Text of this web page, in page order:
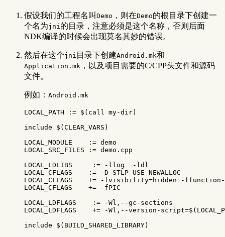
假设我们的工程名叫 Demo ，则在Demo的根目录下创建一
个名为jni的目录，注意必须是这个名称，否则后面
NDK编译的时候会出现莫名其妙的错误。
然后在这个jni 目录下创建Android.mk和
Application.mk ，以及项目需要的C/CPP头文件和源码
文件。
例如： Android.mk
LOCAL_PATH := $( call my-dir)
include $(CLEAR_VARS)
LOCAL_MODULE
:=
LOCAL_SRC_FILES
:= demo.cpp
LOCAL_LDLIBS
:= -llog
-ldl
LOCAL_CFLAGS
:=
-D_STLP_USE_NEWALLOC
LOCAL_CFLAGS
+= -fvisibility=hidden
-ffunction-
LOCAL_CFLAGS
+=
-fPIC
LOCAL_LDFLAGS
:= -Wl
LOCAL_LDFLAGS
+= -Wl ,--version-script=
include $(BUILD_SHARED_LIBRARY)